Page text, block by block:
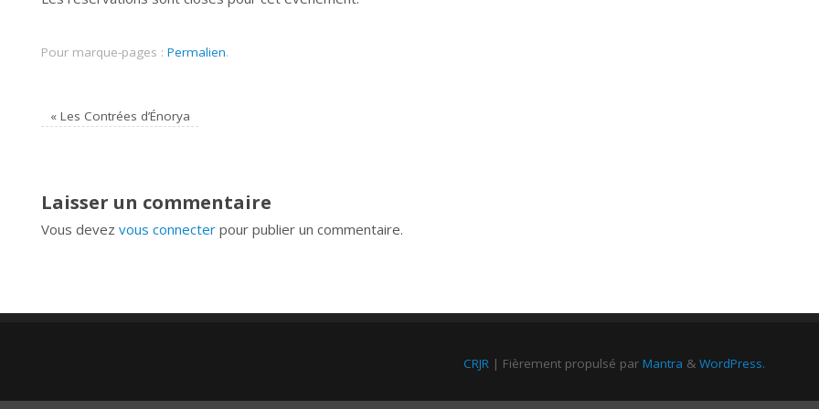
Pour marque-pages : Permalien.
«Les Contrées d’Énorya
Laisser un commentaire
Vous devez vous connecter pour publier un commentaire.
CRJR | Fièrement propulsé par Mantra & WordPress.